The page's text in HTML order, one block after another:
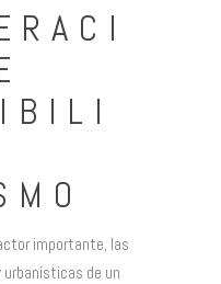
importante, las
de un